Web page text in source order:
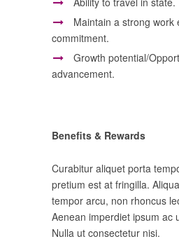
Maintain a strong work
commitment.
Growth potential/
advancement.
Benefits & Rewards
Curabitur aliquet porta
pretium est at fringilla.
tempor arcu, non rhoncus
Aenean imperdiet ipsum ac
Nulla ut consectetur nisi.